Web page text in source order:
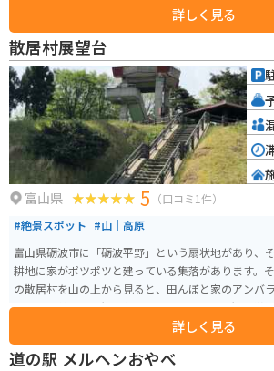
ドリンクと上品なお茶菓子（複数種類）を楽しみな
す。お食事所は個室で区切られており、プライベー
く。夜食としてお菓子などを持ち帰れたり、とにか
おもてなしが良いです。旅館から少し歩いたところ
り、散歩にも○。兼六園までは車で15〜20分ぐらい
行きやすかったです。
詳しく見る
散居村展望台
富山県 5 （口コミ1件）
#絶景スポット #山｜高原
富山県砺波市に「砺波平野」という扇状地があり、
耕地に家がポツポツと建っている集落があります。
の散居村を山の上から見ると、田んぼと家のアンバ
言えない美しい景観を作っています。その景観を堪
村展望台」です。展望台は山の上にあり、行き帰り
グが好きな人にはオススメです。
詳しく見る
道の駅 メルヘンおやべ